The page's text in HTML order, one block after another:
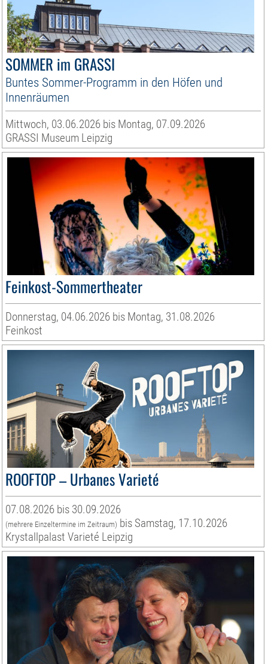
SOMMER im GRASSI
Buntes Sommer-Programm in den Höfen und
Innenräumen
Mittwoch, 03.06.2026 bis Montag, 07.09.2026
GRASSI Museum Leipzig
Feinkost-Sommertheater
Donnerstag, 04.06.2026 bis Montag, 31.08.2026
Feinkost
ROOFTOP – Urbanes Varieté
07.08.2026 bis 30.09.2026
(mehrere Einzeltermine im Zeitraum) bis Samstag, 17.10.2026
Krystallpalast Varieté Leipzig